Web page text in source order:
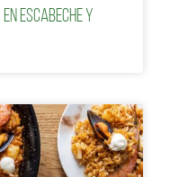
escabeche y